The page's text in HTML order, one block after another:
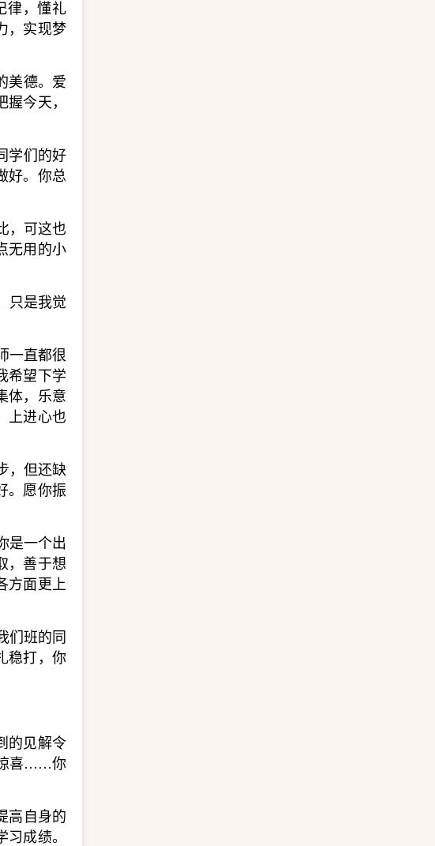
律，懂礼
，实现梦
美德。爱
今天，
学们的好
好。你总
，可这也
无用的小
只是我觉
一直都很
希望下学
体，乐意
上进心也
，但还缺
。愿你振
是一个出
，善于想
方面更上
们班的同
稳打，你
的见解令
惊喜……你
高自身的
成绩。